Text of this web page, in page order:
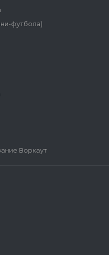
футбола)
Воркаут